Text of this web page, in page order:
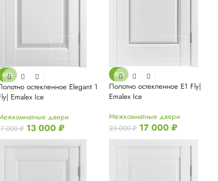
-24%
остекленное Elegant 1
Emalex Ice
двери
000₽ 13 000₽
-26%
Полотно остекленное E1 Fly|
Emalex Ice
Межкомнатные двери
23 000₽ 17 000₽